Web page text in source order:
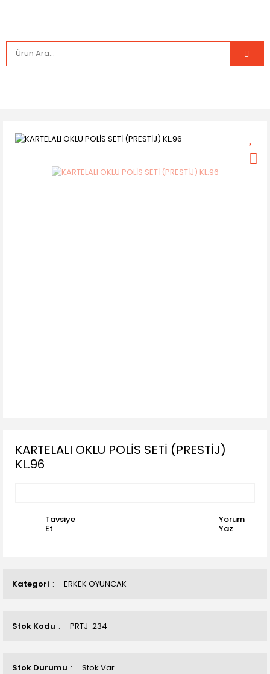
Kategori ERKEK OYUNCAK
Stok Kodu PRTJ-234
Stok Durumu Stok Var
KARTELALI OKLU POLİS SETİ (PRESTİJ)
KL.96
Tavsiye
Et
Yorum
Yaz